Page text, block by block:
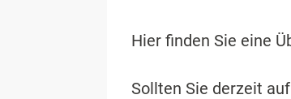
Hier finden Sie eine
Sollten Sie derzeit